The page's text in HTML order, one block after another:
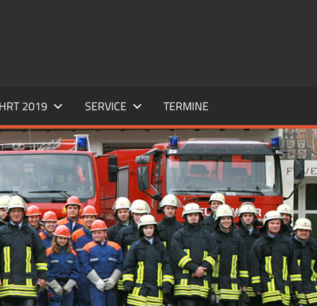
2019 SERVICE TERMINE